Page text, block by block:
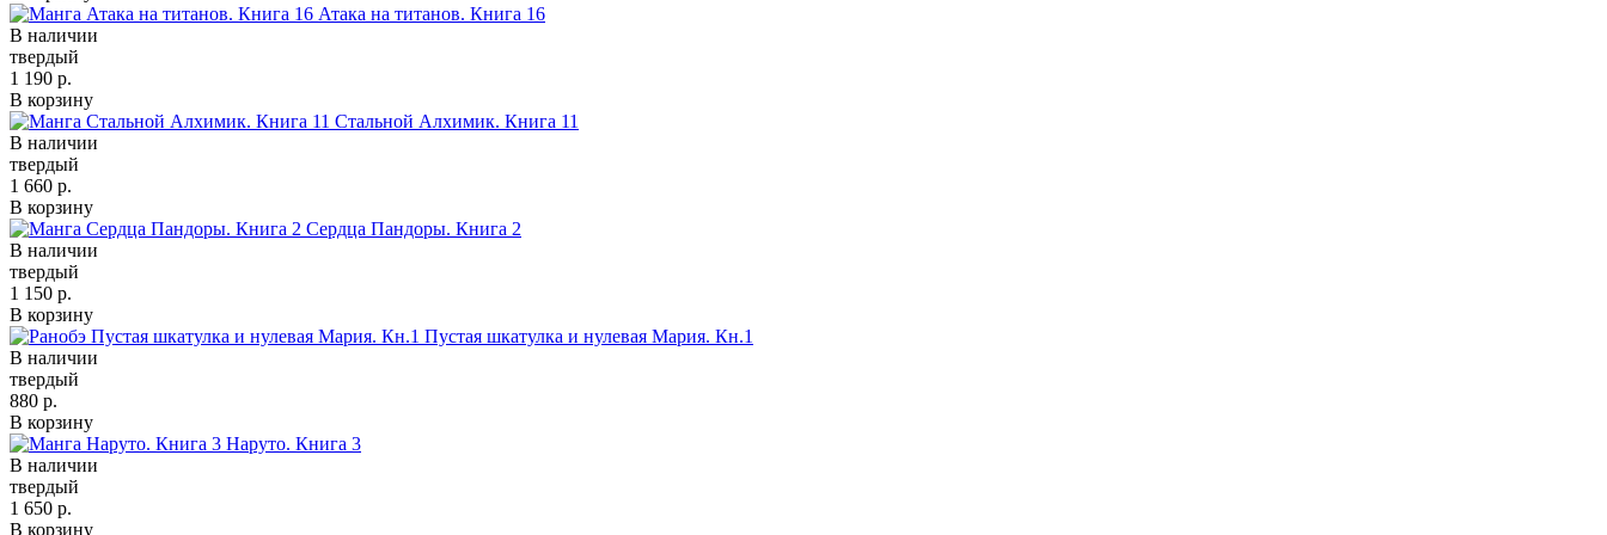
Атака на титанов. Книга 16
В наличии
твердый
1 190 р.
В корзину
Стальной Алхимик. Книга 11
В наличии
твердый
1 660 р.
В корзину
Сердца Пандоры. Книга 2
В наличии
твердый
1 150 р.
В корзину
Пустая шкатулка и нулевая Мария. Кн.1
В наличии
твердый
880 р.
В корзину
Наруто. Книга 3
В наличии
твердый
1 650 р.
В корзину